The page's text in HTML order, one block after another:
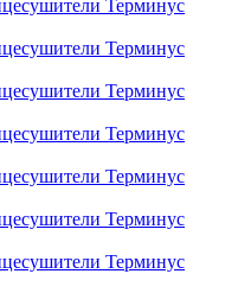
Терминус
Терминус
Терминус
Терминус
Терминус
Терминус
Терминус